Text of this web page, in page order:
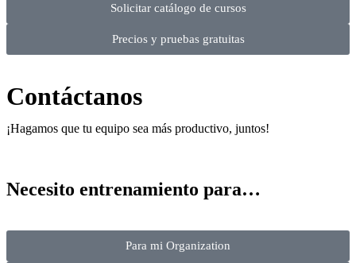
Solicitar catálogo de cursos
Precios y pruebas gratuitas
Contáctanos
¡Hagamos que tu equipo sea más productivo, juntos!
Necesito entrenamiento para…
Para mi Organization